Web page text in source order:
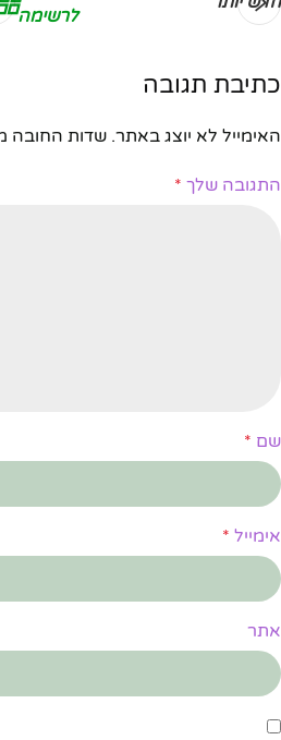
לרשימה
כתיבת תגובה
האימייל לא יוצג באתר. שדות החובה
התגובה שלך *
שם *
אימייל *
אתר